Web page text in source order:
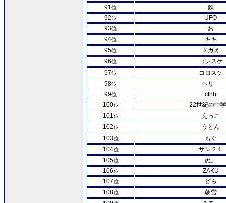
91位
鉄
92位
UFO
93位
お
94位
キキ
95位
ドガえ
96位
ゴンスケ
97位
コロスケ
98位
ヘリ
99位
cfhh
100位
22世紀の中
101位
えっこ
102位
うどん
103位
もぐ
104位
ザン２１
105位
ぬ。
106位
ZAKU
107位
どら
108位
朝雪